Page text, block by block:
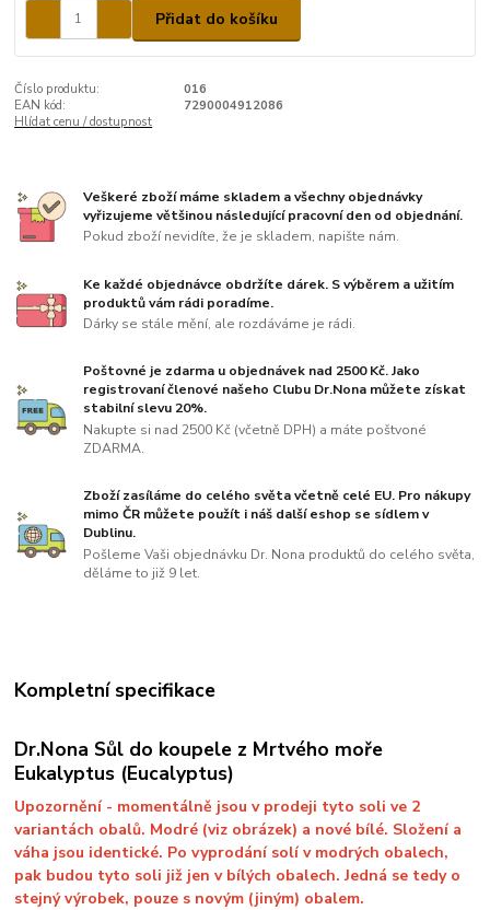
Přidat do košíku
Číslo produktu:
016
EAN kód:
7290004912086
Hlídat cenu / dostupnost
Veškeré zboží máme skladem a všechny objednávky
vyřizujeme většinou následující pracovní den od objednání.
Pokud zboží nevidíte, že je skladem, napište nám.
Ke každé objednávce obdržíte dárek. S výběrem a užitím
produktů vám rádi poradíme.
Dárky se stále mění, ale rozdáváme je rádi.
Poštovné je zdarma u objednávek nad 2500 Kč. Jako
registrovaní členové našeho Clubu Dr.Nona můžete získat
stabilní slevu 20%.
Nakupte si nad 2500 Kč (včetně DPH) a máte poštvoné
ZDARMA.
Zboží zasíláme do celého světa včetně celé EU. Pro nákupy
mimo ČR můžete použít i náš další eshop se sídlem v
Dublinu.
Pošleme Vaši objednávku Dr. Nona produktů do celého světa,
děláme to již 9 let.
Kompletní specifikace
Dr.Nona Sůl do koupele z Mrtvého moře
Eukalyptus (Eucalyptus)
Upozornění - momentálně jsou v prodeji tyto soli ve 2
variantách obalů. Modré (viz obrázek) a nové bílé. Složení a
váha jsou identické. Po vyprodání solí v modrých obalech,
pak budou tyto soli již jen v bílých obalech. Jedná se tedy o
stejný výrobek, pouze s novým (jiným) obalem.